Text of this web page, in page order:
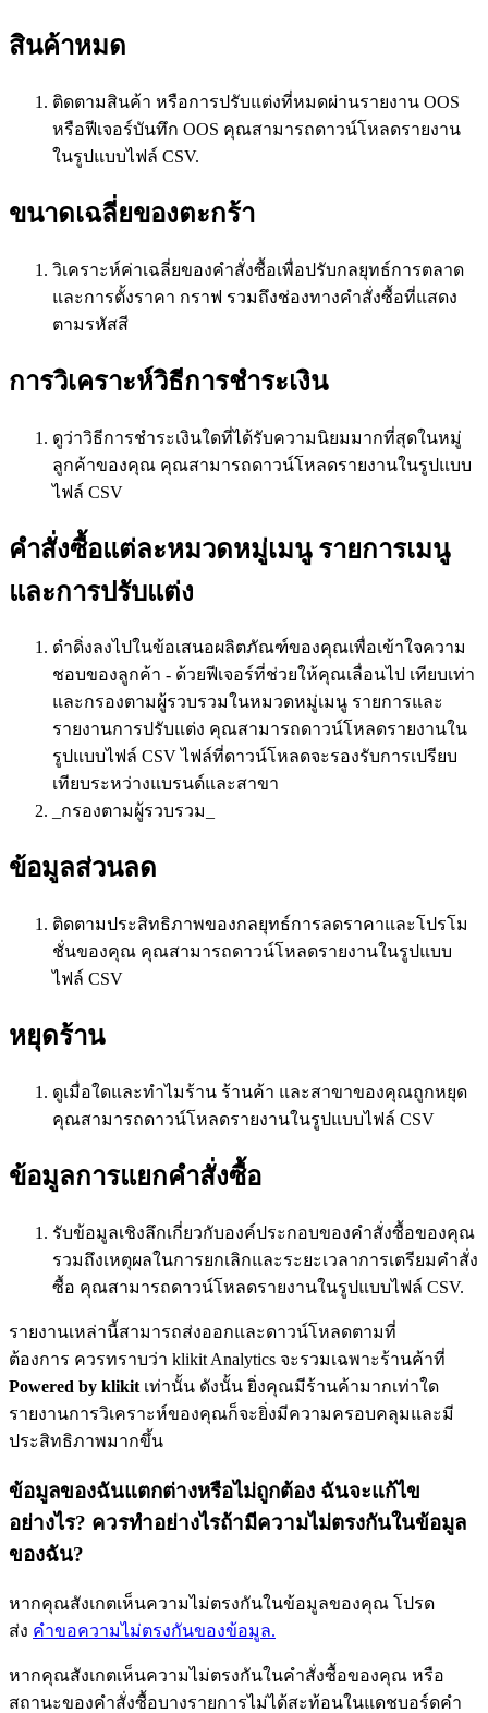
สินค้าหมด
ติดตามสินค้า หรือการปรับแต่งที่หมดผ่านรายงาน OOS
หรือฟีเจอร์บันทึก OOS คุณสามารถดาวน์โหลดรายงาน
ในรูปแบบไฟล์ CSV.
ขนาดเฉลี่ยของตะกร้า
วิเคราะห์ค่าเฉลี่ยของคำสั่งซื้อเพื่อปรับกลยุทธ์การตลาด
และการตั้งราคา กราฟ รวมถึงช่องทางคำสั่งซื้อที่แสดง
ตามรหัสสี
การวิเคราะห์วิธีการชำระเงิน
ดูว่าวิธีการชำระเงินใดที่ได้รับความนิยมมากที่สุดในหมู่
ลูกค้าของคุณ คุณสามารถดาวน์โหลดรายงานในรูปแบบ
ไฟล์ CSV
คำสั่งซื้อแต่ละหมวดหมู่เมนู รายการเมนู
และการปรับแต่ง
ดำดิ่งลงไปในข้อเสนอผลิตภัณฑ์ของคุณเพื่อเข้าใจความ
ชอบของลูกค้า - ด้วยฟีเจอร์ที่ช่วยให้คุณเลื่อนไป เทียบเท่า
และกรองตามผู้รวบรวมในหมวดหมู่เมนู รายการและ
รายงานการปรับแต่ง คุณสามารถดาวน์โหลดรายงานใน
รูปแบบไฟล์ CSV ไฟล์ที่ดาวน์โหลดจะรองรับการเปรียบ
เทียบระหว่างแบรนด์และสาขา
_กรองตามผู้รวบรวม_
ข้อมูลส่วนลด
ติดตามประสิทธิภาพของกลยุทธ์การลดราคาและโปรโม
ชั่นของคุณ คุณสามารถดาวน์โหลดรายงานในรูปแบบ
ไฟล์ CSV
หยุดร้าน
ดูเมื่อใดและทำไมร้าน ร้านค้า และสาขาของคุณถูกหยุด
คุณสามารถดาวน์โหลดรายงานในรูปแบบไฟล์ CSV
ข้อมูลการแยกคำสั่งซื้อ
รับข้อมูลเชิงลึกเกี่ยวกับองค์ประกอบของคำสั่งซื้อของคุณ
รวมถึงเหตุผลในการยกเลิกและระยะเวลาการเตรียมคำสั่ง
ซื้อ คุณสามารถดาวน์โหลดรายงานในรูปแบบไฟล์ CSV.
รายงานเหล่านี้สามารถส่งออกและดาวน์โหลดตามที่
ต้องการ ควรทราบว่า klikit Analytics จะรวมเฉพาะร้านค้าที่
Powered by klikit เท่านั้น ดังนั้น ยิ่งคุณมีร้านค้ามากเท่าใด
รายงานการวิเคราะห์ของคุณก็จะยิ่งมีความครอบคลุมและมี
ประสิทธิภาพมากขึ้น
ข้อมูลของฉันแตกต่างหรือไม่ถูกต้อง ฉันจะแก้ไข
อย่างไร? ควรทำอย่างไรถ้ามีความไม่ตรงกันในข้อมูล
ของฉัน?
หากคุณสังเกตเห็นความไม่ตรงกันในข้อมูลของคุณ โปรด
ส่ง คำขอความไม่ตรงกันของข้อมูล.
หากคุณสังเกตเห็นความไม่ตรงกันในคำสั่งซื้อของคุณ หรือ
สถานะของคำสั่งซื้อบางรายการไม่ได้สะท้อนในแดชบอร์ดคำ